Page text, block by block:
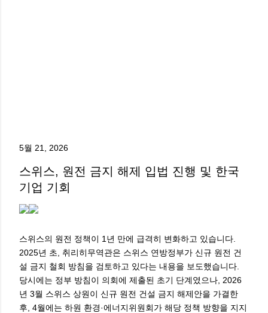
5월 21, 2026
스위스, 원전 금지 해제 입법 진행 및 한국
기업 기회
스위스의 원전 정책이 1년 만에 급격히 변화하고 있습니다.
2025년 초, 취리히무역관은 스위스 연방정부가 신규 원전 건
설 금지 철회 방침을 검토하고 있다는 내용을 보도했습니다.
당시에는 정부 방침이 의회에 제출된 초기 단계였으나, 2026
년 3월 스위스 상원이 신규 원전 건설 금지 해제안을 가결한
후, 4월에는 하원 환경·에너지위원회가 해당 정책 방향을 지지